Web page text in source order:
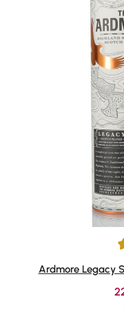
Durchschnittliche
Ardmore Legacy